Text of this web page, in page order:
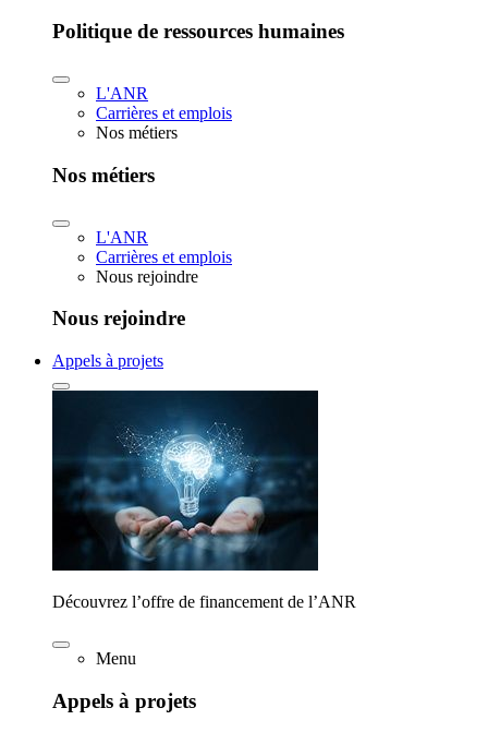
Politique de ressources humaines
L'ANR
Carrières et emplois
Nos métiers
Nos métiers
L'ANR
Carrières et emplois
Nous rejoindre
Nous rejoindre
Appels à projets
Découvrez l’offre de financement de l’ANR
Menu
Appels à projets